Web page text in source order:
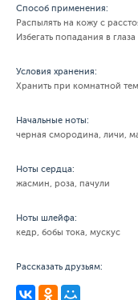
Способ применения:
Распылять на кожу с
Избегать попадания в глаза
Условия хранения:
Хранить при комнатной
Начальные ноты:
черная смородина, личи,
Ноты сердца:
жасмин, роза, пачули
Ноты шлейфа:
кедр, бобы тока, мускус
Рассказать друзьям: